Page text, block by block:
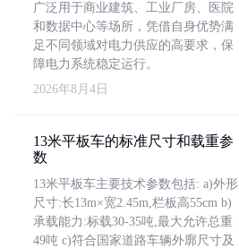
广泛用于商业建筑、工业厂房、医院
和数据中心等场所，凭借自身优势满
足不同领域对电力供应的高要求，保
障电力系统稳定运行。
2026年8月4日
13米平板车的标准尺寸和载重参
数
13米平板车主要技术参数包括: a)外形
尺寸:长13m×宽2.45m,栏板高55cm b)
承载能力:标载30-35吨,最大允许总重
49吨 c)符合国家道路车辆外廓尺寸及